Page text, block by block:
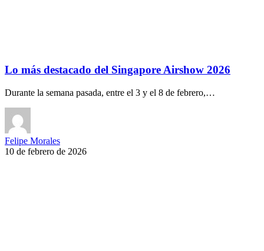
Lo más destacado del Singapore Airshow 2026
Durante la semana pasada, entre el 3 y el 8 de febrero,…
Felipe Morales
10 de febrero de 2026